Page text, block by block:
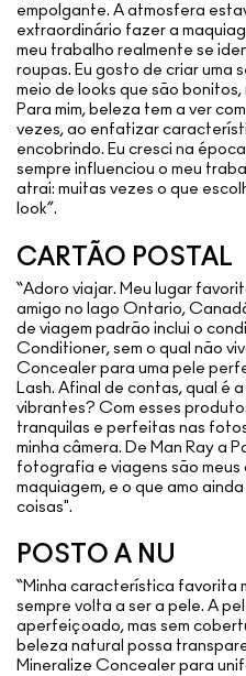
empolgante. A atmosfera
extraordinário fazer a
meu trabalho realmente se
roupas. Eu gosto de criar uma
meio de looks que são
Para mim, beleza tem a ver
vezes, ao enfatizar
encobrindo. Eu cresci na
sempre influenciou o meu
atrai: muitas vezes o que
look”.
CARTÃO POSTAL
“Adoro viajar. Meu lugar
amigo no lago Ontario,
de viagem padrão inclui o
Conditioner, sem o qual não
Concealer para uma pele
Lash. Afinal de contas, qual é
vibrantes? Com esses
tranquilas e perfeitas nas
minha câmera. De Man Ray a
fotografia e viagens são meus
maquiagem, e o que amo
coisas".
POSTO A NU
“Minha característica favorita
sempre volta a ser a pele. A
aperfeiçoado, mas sem
beleza natural possa
Mineralize Concealer para